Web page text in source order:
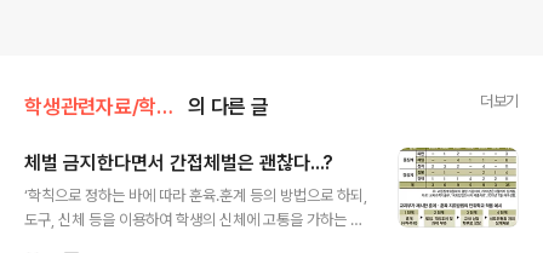
학생관련자료/학생인권 의 다른 글 더보기
체벌 금지한다면서 간접체벌은 괜찮다...?
‘학칙으로 정하는 바에 따라 훈육․훈계 등의 방법으로 하되,
도구, 신체 등을 이용하여 학생의 신체에 고통을 가하는 방